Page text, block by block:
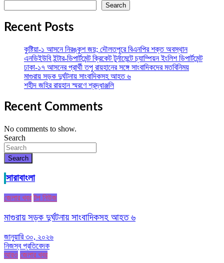
Search
Recent Posts
কুষ্টিয়া-১ আসনে নিরঙ্কুশ জয়; দৌলতপুরে বিএনপির শক্ত অবস্থান
এনডিইউবি ইন্টার-ডিপার্টমেন্ট ক্রিকেট টুর্নামেন্টে চ্যাম্পিয়ন ইংলিশ ডিপার্টমেন্ট
ঢাকা-১৭ আসনের প্রার্থী তপু রায়হানের সঙ্গে সাংবাদিকদের মতবিনিময়
মাগুরায় সড়ক দুর্ঘটনায় সাংবাদিকসহ আহত ৬
শহীদ জহির রায়হান স্মরণে শ্রদ্ধাঞ্জলি
Recent Comments
No comments to show.
Search
Search
সারাবাংলা
জেলার খবর টপ নিউজ
মাগুরায় সড়ক দুর্ঘটনায় সাংবাদিকসহ আহত ৬
জানুয়ারি ৩০, ২০২৬
নিজস্ব প্রতিবেদক
আরও জেলার খবর